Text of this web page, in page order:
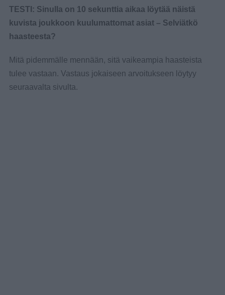
TESTI: Sinulla on 10 sekunttia aikaa löytää näistä
kuvista joukkoon kuulumattomat asiat – Selviätkö
haasteesta?
Mitä pidemmälle mennään, sitä vaikeampia haasteista
tulee vastaan. Vastaus jokaiseen arvoitukseen löytyy
seuraavalta sivulta.